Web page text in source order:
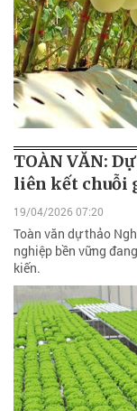
TOÀN VĂN:
liên kết chuỗi
19/04/2026 07:20
Toàn văn dự thảo
nghiệp bền vững
kiến.